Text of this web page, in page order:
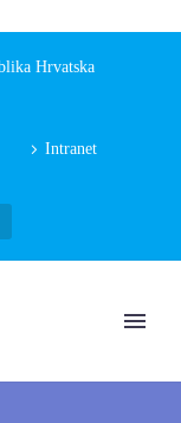
Hrvatska
Intranet